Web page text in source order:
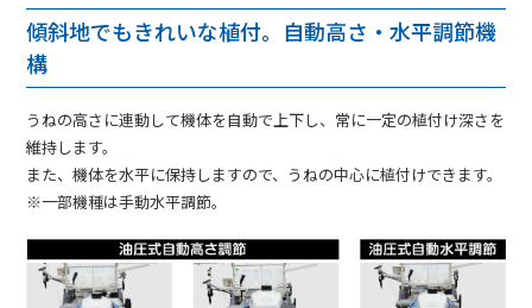
傾斜地でもきれいな植付。自動高さ・水平調節機
構
うねの高さに連動して機体を自動で上下し、常に一定の植付け深さを
維持します。
また、機体を水平に保持しますので、うねの中心に植付けできます。
※一部機種は手動水平調節。